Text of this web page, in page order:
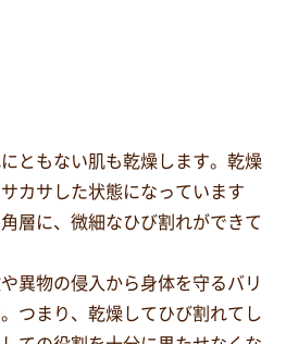
ともない肌も乾燥します。乾燥
カサした状態になっています
層に、微細なひび割れができて
異物の侵入から身体を守るバリ
つまり、乾燥してひび割れてし